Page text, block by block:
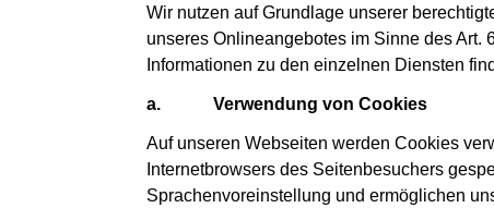
Wir nutzen auf Grundlage unserer
unseres Onlineangebotes im Sinne des Art.
Informationen zu den einzelnen Diensten
a. Verwendung von Cookies
Auf unseren Webseiten werden Cookies
Internetbrowsers des Seitenbesuchers
Sprachenvoreinstellung und ermöglichen